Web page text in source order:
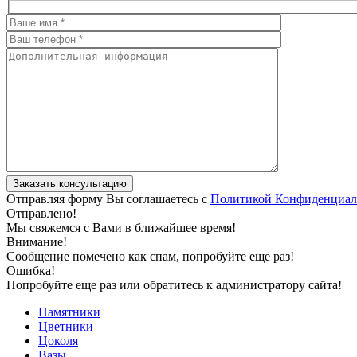
Отправляя форму Вы соглашаетесь с Политикой
Отправлено!
Мы свяжемся с Вами в ближайшее время!
Внимание!
Сообщение помечено как спам, попробуйте еще раз!
Ошибка!
Попробуйте еще раз или обратитесь к администратору сайта!
Памятники
Цветники
Цоколя